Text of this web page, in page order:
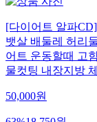
[다이어트 알파
뱃살 배둘레 허리
어트 운동할때 고
물컷팅 내장지방
50,000원